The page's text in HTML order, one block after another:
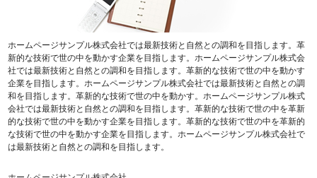
ホームページサンプル株式会社では最新技術と自然との調和を目指します。革
新的な技術で世の中を動かす企業を目指します。ホームページサンプル株式会
社では最新技術と自然との調和を目指します。革新的な技術で世の中を動かす
企業を目指します。ホームページサンプル株式会社では最新技術と自然との調
和を目指します。革新的な技術で世の中を動かす。ホームページサンプル株式
会社では最新技術と自然との調和を目指します。革新的な技術で世の中を革新
的な技術で世の中を動かす企業を目指します。革新的な技術で世の中を革新的
な技術で世の中を動かす企業を目指します。ホームページサンプル株式会社で
は最新技術と自然との調和を目指します。